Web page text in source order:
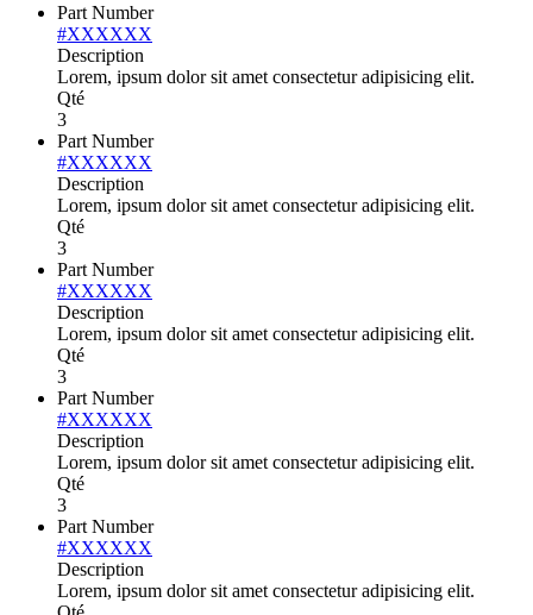
Part Number
#XXXXXX
Description
Lorem, ipsum dolor sit amet consectetur adipisicing elit.
Qté
3
Part Number
#XXXXXX
Description
Lorem, ipsum dolor sit amet consectetur adipisicing elit.
Qté
3
Part Number
#XXXXXX
Description
Lorem, ipsum dolor sit amet consectetur adipisicing elit.
Qté
3
Part Number
#XXXXXX
Description
Lorem, ipsum dolor sit amet consectetur adipisicing elit.
Qté
3
Part Number
#XXXXXX
Description
Lorem, ipsum dolor sit amet consectetur adipisicing elit.